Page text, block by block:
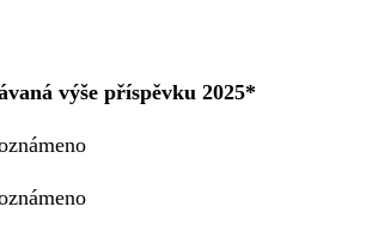
výše příspěvku 2025*